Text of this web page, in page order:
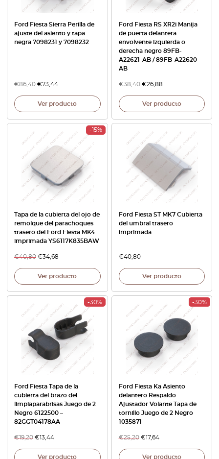
Ford Fiesta Sierra Perilla de
ajuste del asiento y tapa
negra 7098231 y 7098232
€86,40 €73,44
Ver producto
Ford Fiesta RS XR2i Manija
de puerta delantera
envolvente izquierda o
derecha negro 89FB-
A22621-AB / 89FB-A22620-
AB
€38,40 €26,88
Ver producto
-15%
Tapa de la cubierta del ojo de
remolque del parachoques
trasero del Ford Fiesta MK4
imprimada YS6117K835BAW
€40,80 €34,68
Ver producto
Ford Fiesta ST MK7 Cubierta
del umbral trasero
imprimada
€40,80
Ver producto
-30%
Ford Fiesta Tapa de la
cubierta del brazo del
limpiaparabrisas Juego de 2
Negro 6122500 –
82GGT04178AA
€19,20 €13,44
Ver producto
-30%
Ford Fiesta Ka Asiento
delantero Respaldo
Ajustador Volante Tapa de
tornillo Juego de 2 Negro
1035871
€25,20 €17,64
Ver producto